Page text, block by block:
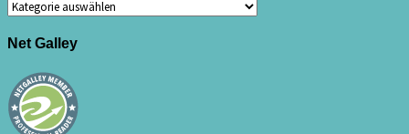
Kategorien
Net Galley